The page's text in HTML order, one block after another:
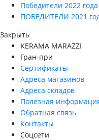
Победители 2022 года
ПОБЕДИТЕЛИ 2021
Закрыть
KERAMA MARAZZI
Гран-при
Сертификаты
Адреса магазинов
Адреса складов
Полезная
Обратная связь
Контакты
Соцсети